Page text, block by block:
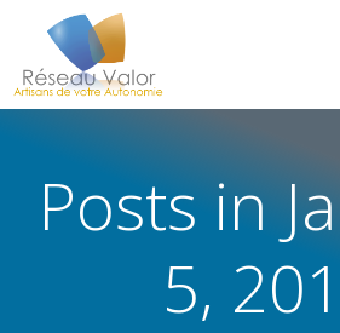
Posts in
5,